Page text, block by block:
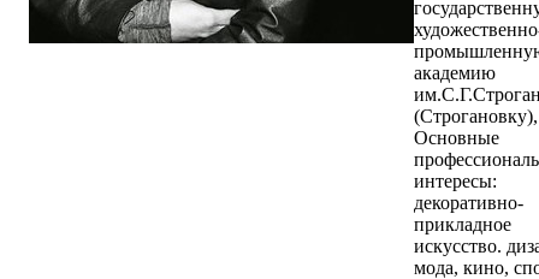
академию
Основные
интересы:
декоративно-
прикладное
искусство.
мода, кино,